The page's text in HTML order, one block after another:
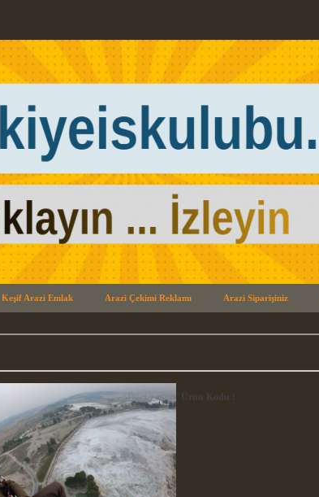
Keşif Arazi Emlak Arazi Çekimi Reklamı Arazi Siparişiniz
Ürün Kodu :